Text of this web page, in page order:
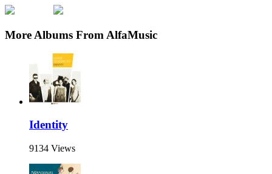
More Albums From AlfaMusic
Identity
9134 Views